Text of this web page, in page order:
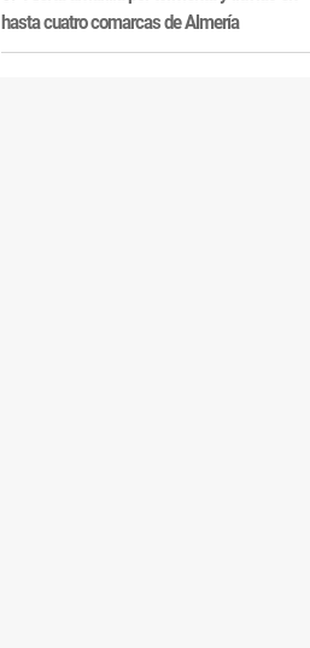
hasta cuatro comarcas de Almería